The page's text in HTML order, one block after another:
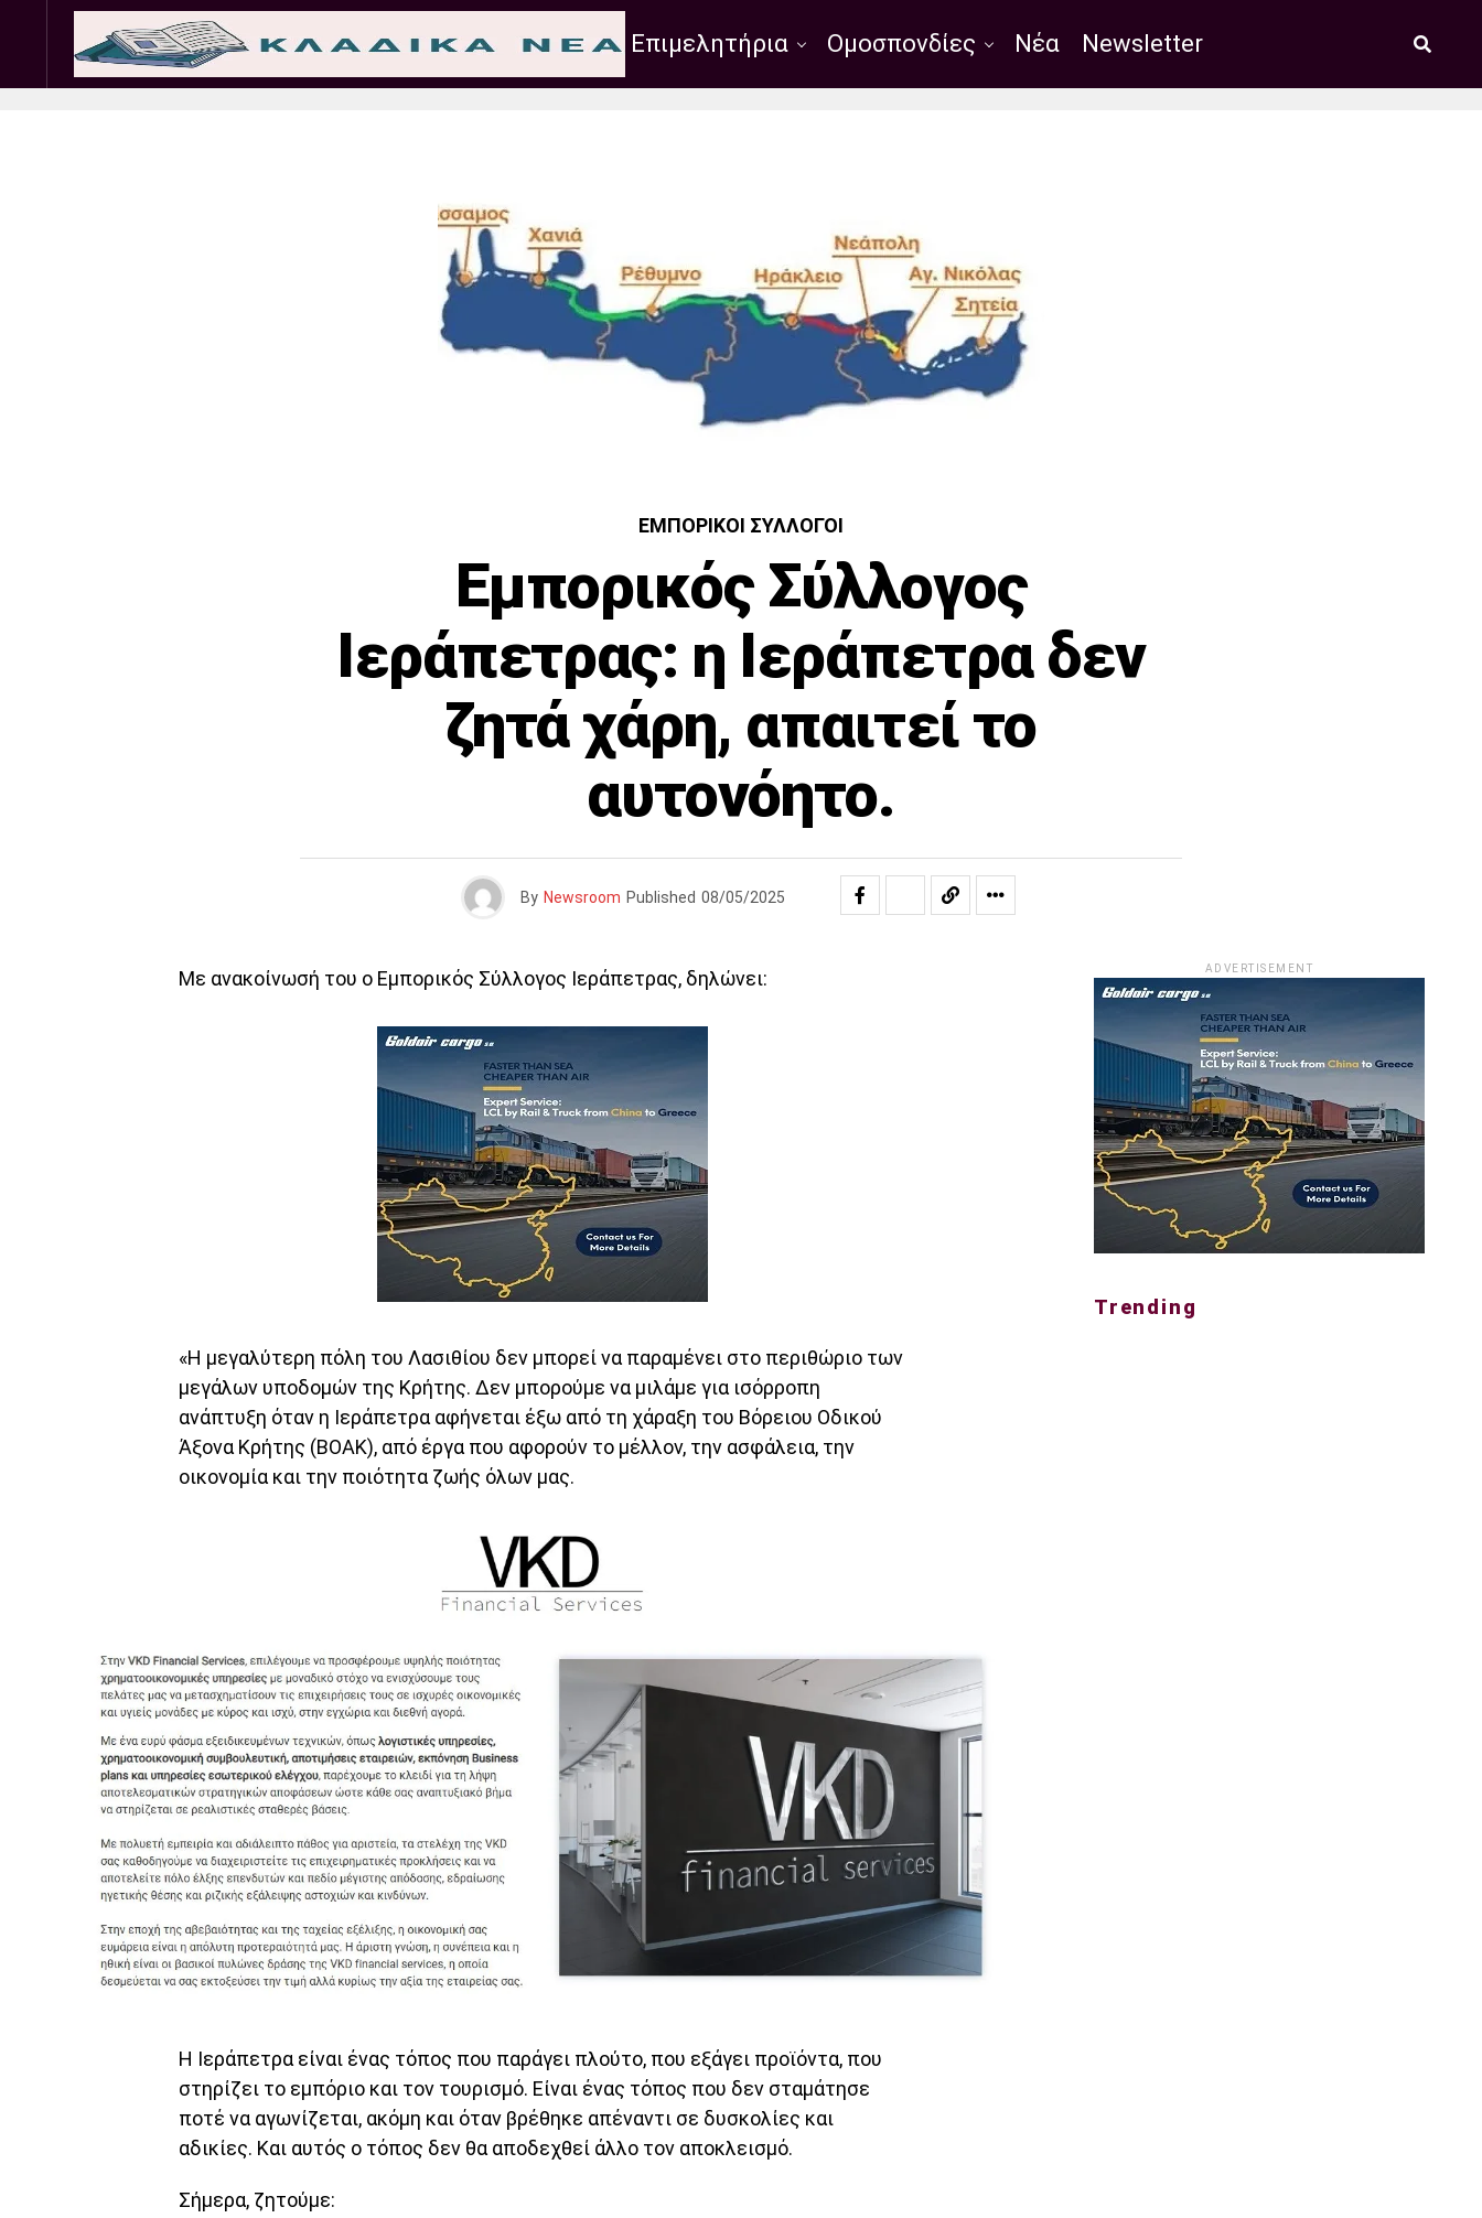
Σωματεία Εμπ. Σύλλογοι Επιμελητήρια Ομοσπονδίες Νέα Newsletter
ΕΜΠΟΡΙΚΟΊ ΣΎΛΛΟΓΟΙ
Εμπορικός Σύλλογος
Ιεράπετρας: η Ιεράπετρα δεν
ζητά χάρη, απαιτεί το
αυτονόητο.
By Newsroom Published 08/05/2025
Με ανακοίνωσή του ο Εμπορικός Σύλλογος Ιεράπετρας, δηλώνει:
«Η μεγαλύτερη πόλη του Λασιθίου δεν μπορεί να παραμένει στο περιθώριο των
μεγάλων υποδομών της Κρήτης. Δεν μπορούμε να μιλάμε για ισόρροπη
ανάπτυξη όταν η Ιεράπετρα αφήνεται έξω από τη χάραξη του Βόρειου Οδικού
Άξονα Κρήτης (ΒΟΑΚ), από έργα που αφορούν το μέλλον, την ασφάλεια, την
οικονομία και την ποιότητα ζωής όλων μας.
Η Ιεράπετρα είναι ένας τόπος που παράγει πλούτο, που εξάγει προϊόντα, που
στηρίζει το εμπόριο και τον τουρισμό. Είναι ένας τόπος που δεν σταμάτησε
ποτέ να αγωνίζεται, ακόμη και όταν βρέθηκε απέναντι σε δυσκολίες και
αδικίες. Και αυτός ο τόπος δεν θα αποδεχθεί άλλο τον αποκλεισμό.
Σήμερα, ζητούμε:
ADVERTISEMENT
Trending